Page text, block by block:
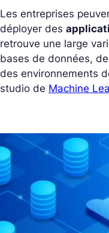
Les entreprises
déployer des
retrouve une large
bases de données,
des environnements
studio de Machine